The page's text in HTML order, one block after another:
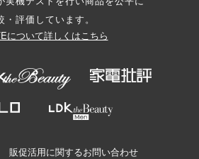
・評価しています。
について詳しくはこちら
販促活用に関するお問い合わせ